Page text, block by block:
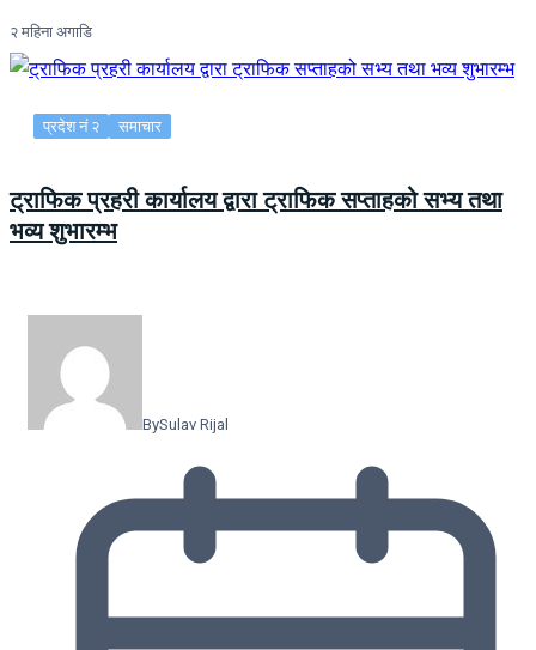
२ महिना अगाडि
प्रदेश नं २ समाचार
ट्राफिक प्रहरी कार्यालय द्वारा ट्राफिक सप्ताहको सभ्य तथा
भव्य शुभारम्भ
BySulav Rijal